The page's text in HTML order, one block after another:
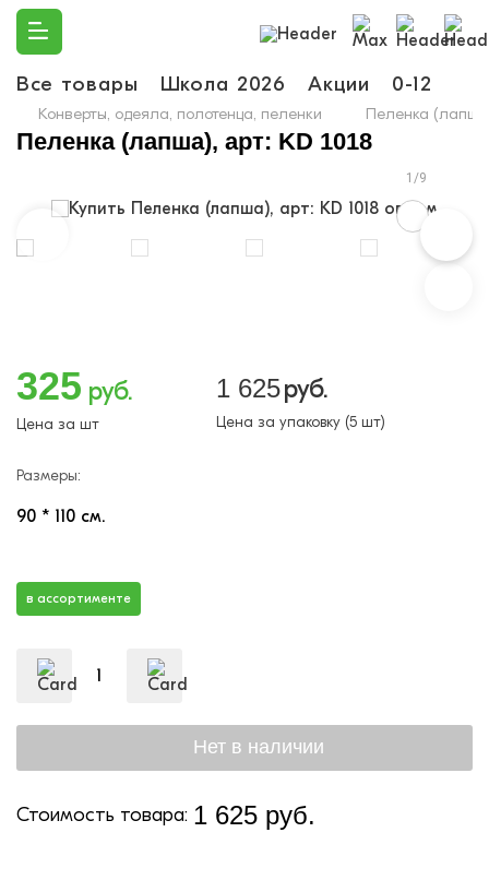
Все товары Школа 2026 Акции 0-12
Конверты, одеяла, полотенца, пеленки Пеленка
Пеленка (лапша), арт: KD 1018
1/9
325 руб.
Цена за шт
1 625руб.
Цена за упаковку (5 шт)
Размеры:
90 * 110 см.
в ассортименте
Стоимость товара: 1 625 руб.